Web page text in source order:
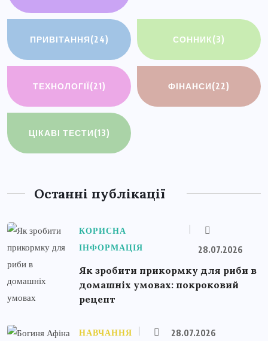
ПРИВІТАННЯ(24) СОННИК(3)
ТЕХНОЛОГІЇ(21) ФІНАНСИ(22)
ЦІКАВІ ТЕСТИ(13)
Останні публікації
КОРИСНА
ІНФОРМАЦІЯ
28.07.2026
Як зробити прикормку для риби в
домашніх умовах: покроковий
рецепт
НАВЧАННЯ 28.07.2026